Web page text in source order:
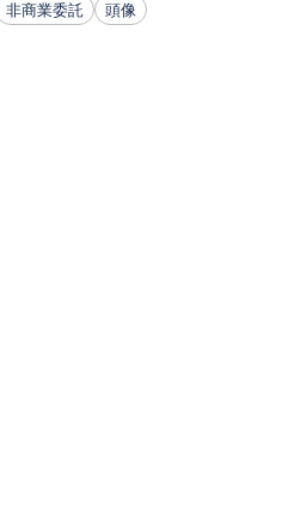
非商業委託
頭像